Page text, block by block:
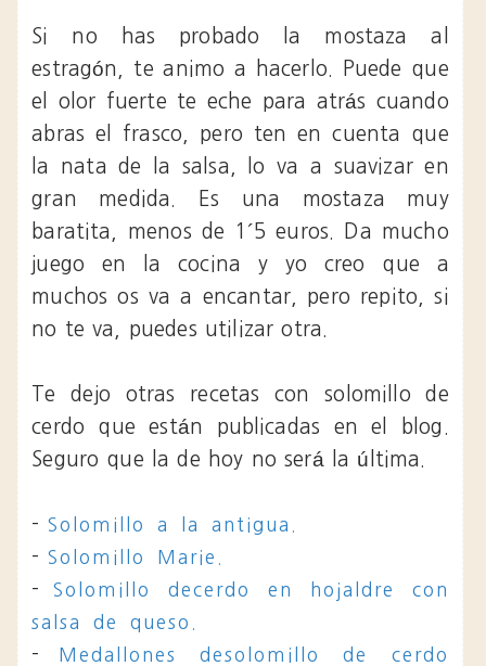
Si no has probado la mostaza al
estragón, te animo a hacerlo. Puede que
el olor fuerte te eche para atrás cuando
abras el frasco, pero ten en cuenta que
la nata de la salsa, lo va a suavizar en
gran medida. Es una mostaza muy
baratita, menos de 1´5 euros. Da mucho
juego en la cocina y yo creo que a
muchos os va a encantar, pero repito, si
no te va, puedes utilizar otra.
Te dejo otras recetas con solomillo de
cerdo que están publicadas en el blog.
Seguro que la de hoy no será la última.
- Solomillo a la antigua.
- Solomillo Marie.
- Solomillo decerdo en hojaldre con
salsa de queso.
-
Medallones desolomillo de cerdo